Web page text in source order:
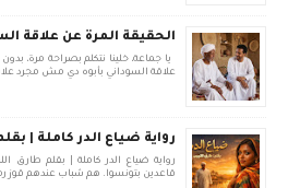
الحقيقة المرة عن علاقة
يا جماعة، خلينا نتكلم بصراحة مرة،
علاقة السوداني بأبوه دي مش مجرد
رواية ضياع الدر كاملة |
رواية ضياع الدر كاملة | بقلم طارق
قاعدين بتونسوا. هم شباب عندهم قوز